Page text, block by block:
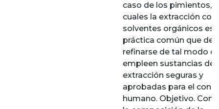
caso de los pimientos,
cuales la extracción con
solventes orgánicos es
práctica común que
refinarse de tal modo
empleen sustancias de
extracción seguras y
aprobadas para el
humano. Objetivo.